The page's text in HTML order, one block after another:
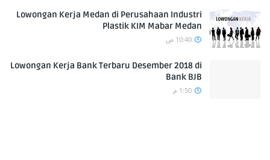
Lowongan Kerja Medan di Perusahaan Industri
Plastik KIM Mabar Medan
10:40 ص
Lowongan Kerja Bank Terbaru Desember 2018 di
Bank BJB
1:50 م